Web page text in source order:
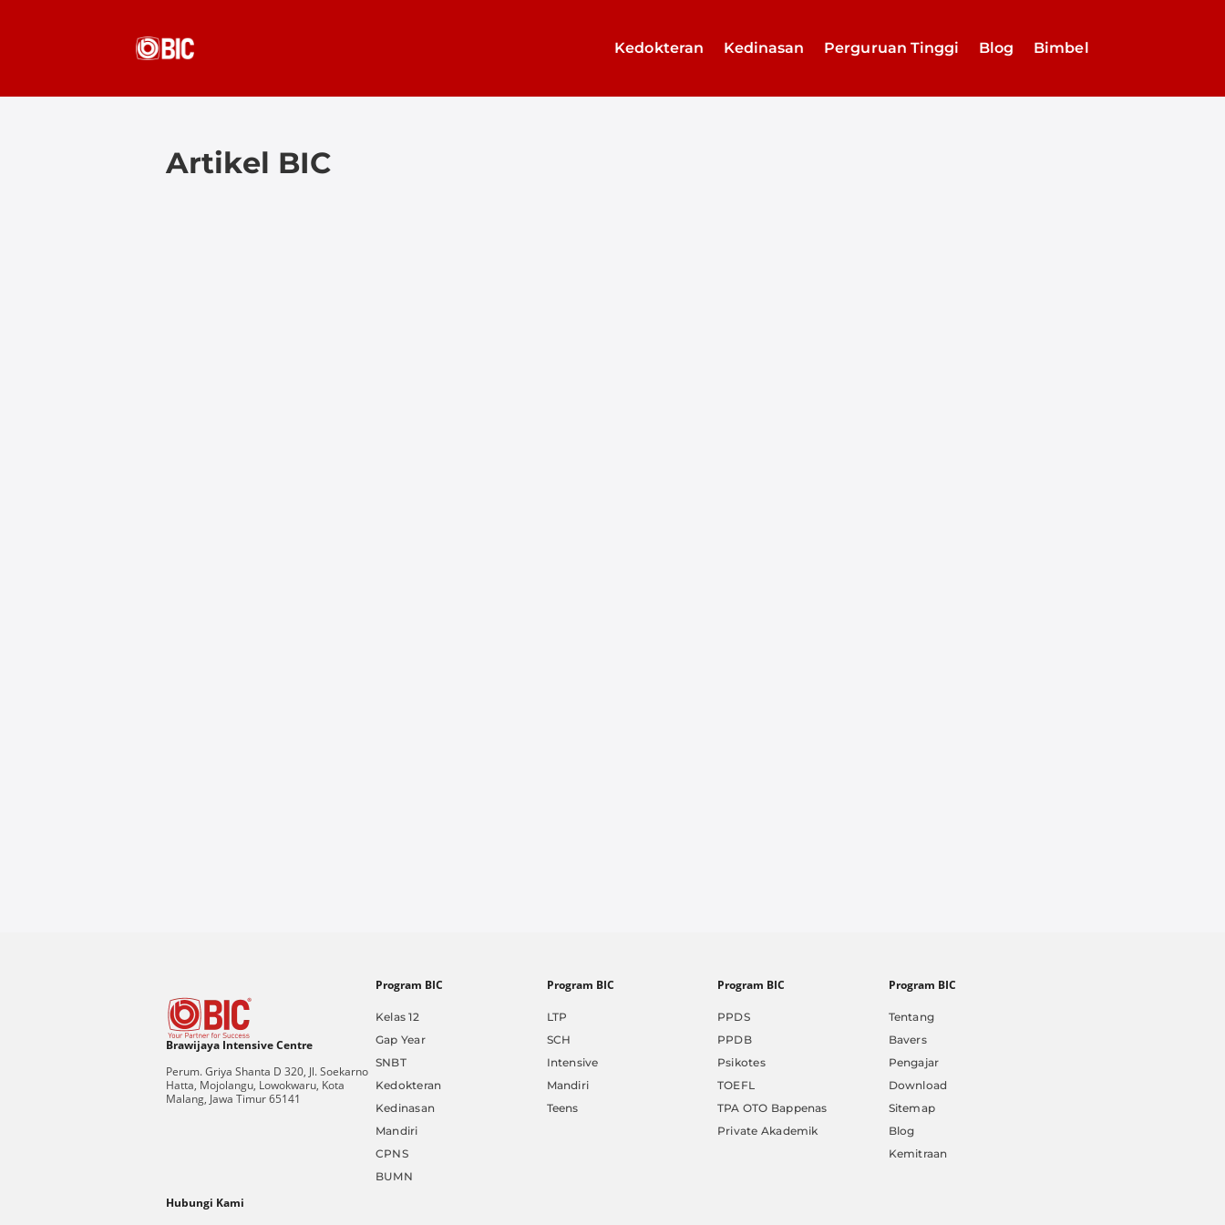
Kedokteran Kedinasan Perguruan Tinggi Blog Bimbel
Artikel BIC
Brawijaya Intensive Centre
Perum. Griya Shanta D 320, Jl. Soekarno
Hatta, Mojolangu, Lowokwaru, Kota
Malang, Jawa Timur 65141
Program BIC
Kelas 12
Gap Year
SNBT
Kedokteran
Kedinasan
Mandiri
CPNS
BUMN
Program BIC
LTP
SCH
Intensive
Mandiri
Teens
Program BIC
PPDS
PPDB
Psikotes
TOEFL
TPA OTO Bappenas
Private Akademik
Program BIC
Tentang
Bavers
Pengajar
Download
Sitemap
Blog
Kemitraan
Hubungi Kami